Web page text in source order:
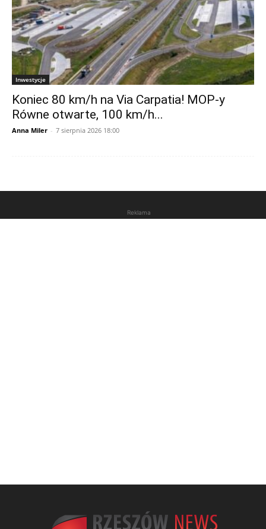
Inwestycje
Koniec 80 km/h na Via Carpatia! MOP-y
Równe otwarte, 100 km/h...
Anna Miler - 7 sierpnia 2026 18:00
Reklama